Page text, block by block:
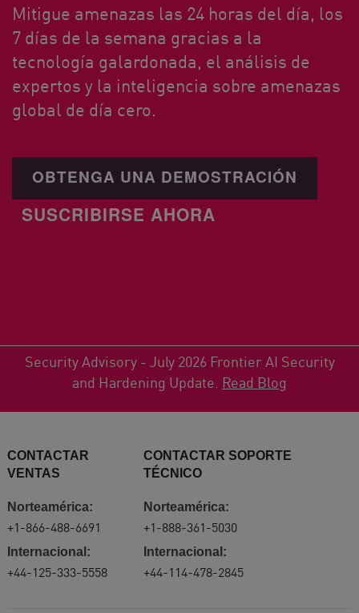
Mitigue amenazas las 24 horas del día, los
7 días de la semana gracias a la
tecnología galardonada, el análisis de
expertos y la inteligencia sobre amenazas
global de día cero.
OBTENGA UNA DEMOSTRACIÓN
SUSCRIBIRSE AHORA
Security Advisory - July 2026 Frontier AI Security
and Hardening Update. Read Blog
CONTACTAR
VENTAS
Norteamérica:
+1-866-488-6691
Internacional:
+44-125-333-5558
CONTACTAR SOPORTE
TÉCNICO
Norteamérica:
+1-888-361-5030
Internacional:
+44-114-478-2845